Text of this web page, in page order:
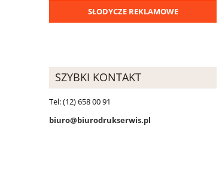
SŁODYCZE REKLAMOWE
SZYBKI KONTAKT
Tel: (12) 658 00 91
biuro@biurodrukserwis.pl